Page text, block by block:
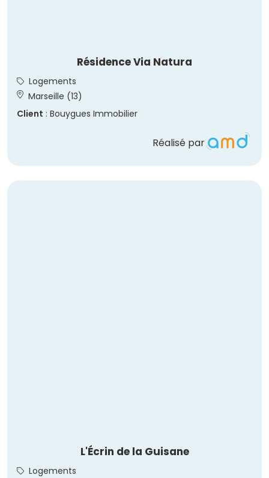
Résidence Via Natura
Logements
Marseille (13)
Client : Bouygues Immobilier
Réalisé par
L'Écrin de la Guisane
Logements